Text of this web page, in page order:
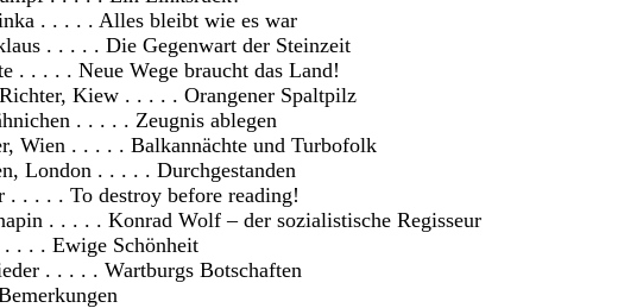
. . . . . Alles bleibt wie es war
. . . . . Die Gegenwart der Steinzeit
. . . . . Neue Wege braucht das Land!
Kiew . . . . . Orangener Spaltpilz
. . . . . Zeugnis ablegen
Wien . . . . . Balkannächte und Turbofolk
London . . . . . Durchgestanden
. . . . . To destroy before reading!
. . . . . Konrad Wolf – der sozialistische Regisseur
. . . Ewige Schönheit
. . . . . Wartburgs Botschaften